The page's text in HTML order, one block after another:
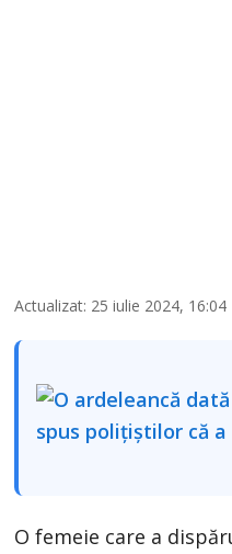
Actualizat: 25 iulie 2024, 16:04
O femeie care a